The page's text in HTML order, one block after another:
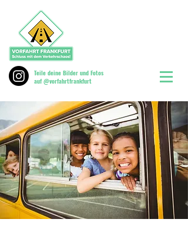
Teile deine Bilder und Fotos
auf @vorfahrtfrankfurt